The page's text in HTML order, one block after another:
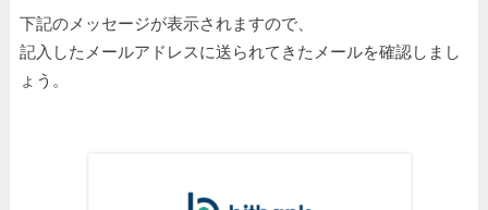
下記のメッセージが表示されますので、
記入したメールアドレスに送られてきたメールを確認しまし
ょう。